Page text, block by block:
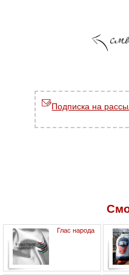
Подписка на
Глас народа